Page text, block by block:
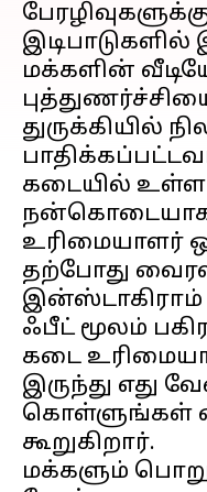
இடிபாடுகளில்
மக்களின்
துருக்கியில்
கடையில்
உரிமையாளர்
தற்போது
ஃபீட் மூலம்
கடை
இருந்து எது
கொள்ளுங்கள்
கூறுகிறார்.
மக்களும்